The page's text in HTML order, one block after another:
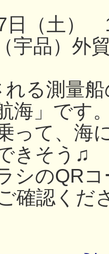
日（土）
宇品）外
る測量
海」です
って、海
きそう♫
シのQR
確認くだ